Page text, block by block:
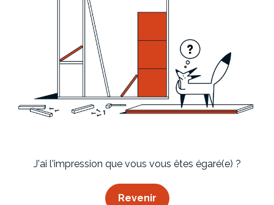
Meuble tv Dressing
J'ai l'impression que vous vous êtes égaré(e) ?
Revenir